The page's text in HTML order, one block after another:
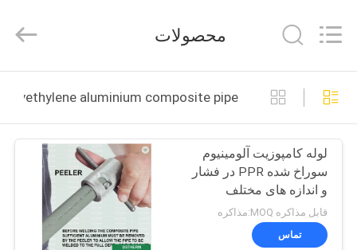
خونه
محصولات
درباره
INDUSTRIAL
LIMITED.
Reserved.
محصولات
polyethylene aluminium composite pipe ساخت آنلاین
لوله کامپوزیت آلومینیوم
سوراخ شده PPR در فشار
و اندازه های مختلف
قابل مذاکره MOQ:مذاکره
تماس